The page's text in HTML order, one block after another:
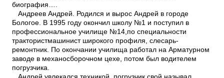
биография….
Андреев Андрей. Родился и вырос Андрей в городе
Бологое. В 1995 году окончил школу №1 и поступил в
профессиональное училище №14,по специальности
тракторист­машинист широкого профиля, слесарь­
ремонтник. По окончании училища работал на Арматурном
заводе в механосборочном цехе, потом был водителем
погрузчика.